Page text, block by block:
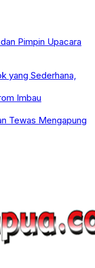
Pimpin Upacara
yang Sederhana,
Imbau
Tewas Mengapung